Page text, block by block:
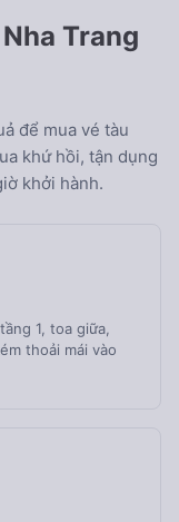
Trang
để mua vé tàu
khứ hồi, tận dụng
khởi hành.
1, toa giữa,
thoải mái vào